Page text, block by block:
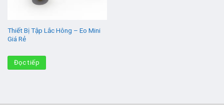
Thiết Bị Tập Lắc Hông – Eo Mini
Giá Rẻ
Đọc tiếp